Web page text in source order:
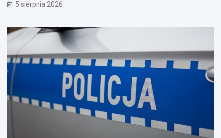
5 sierpnia 2026